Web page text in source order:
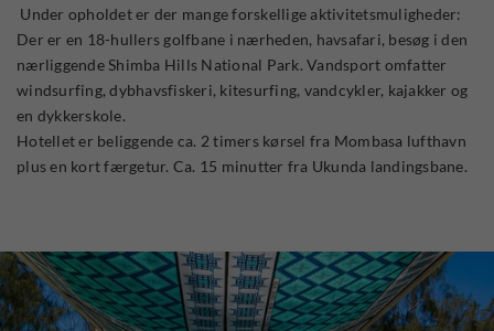
Under opholdet er der mange forskellige aktivitetsmuligheder:
Der er en 18-hullers golfbane i nærheden, havsafari, besøg i den
nærliggende Shimba Hills National Park. Vandsport omfatter
windsurfing, dybhavsfiskeri, kitesurfing, vandcykler, kajakker og
en dykkerskole.
Hotellet er beliggende ca. 2 timers kørsel fra Mombasa lufthavn
plus en kort færgetur. Ca. 15 minutter fra Ukunda landingsbane.